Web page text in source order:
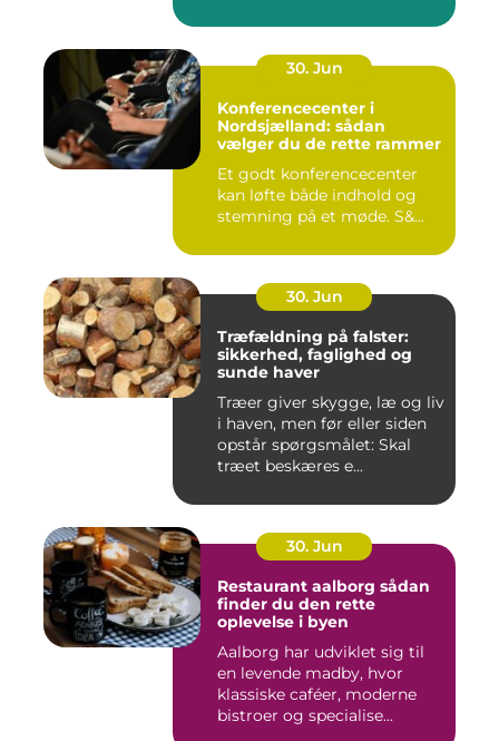
30. Jun
Konferencecenter i
Nordsjælland: sådan
vælger du de rette rammer
Et godt konferencecenter
kan løfte både indhold og
stemning på et møde. S&...
30. Jun
Træfældning på falster:
sikkerhed, faglighed og
sunde haver
Træer giver skygge, læ og liv
i haven, men før eller siden
opstår spørgsmålet: Skal
træet beskæres e...
30. Jun
Restaurant aalborg sådan
finder du den rette
oplevelse i byen
Aalborg har udviklet sig til
en levende madby, hvor
klassiske caféer, moderne
bistroer og specialise...